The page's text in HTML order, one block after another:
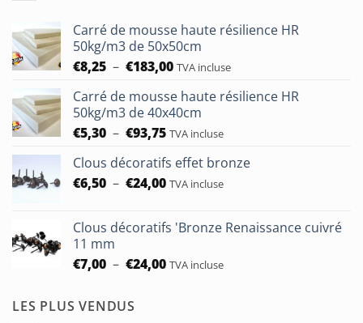
Carré de mousse haute résilience HR
50kg/m3 de 50x50cm
€8,25 – €183,00Plage
prix :
€8,25
à
TVA incluse
Carré de mousse haute résilience HR
50kg/m3 de 40x40cm
€5,30 – €93,75Plage
prix :
€5,30
TVA incluse
Clous décoratifs effet bronze
€6,50 – €24,00Plage
€6,50
€24,00
TVA incluse
Clous décoratifs 'Bronze Renaissance cuivré
11 mm
€7,00 – €24,00Plage
TVA incluse
LES PLUS VENDUS